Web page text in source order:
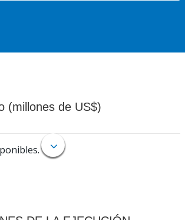
(millones de US$)